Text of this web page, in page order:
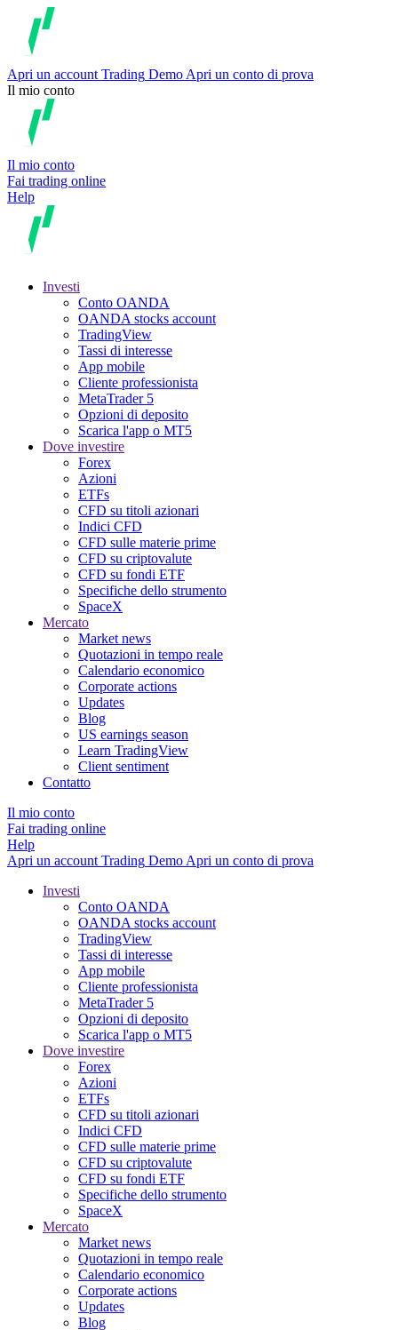
Apri un account Trading Demo Apri un conto di prova
Il mio conto
Il mio conto
Fai trading online
Help
Investi
Conto OANDA
OANDA stocks account
TradingView
Tassi di interesse
App mobile
Cliente professionista
MetaTrader 5
Opzioni di deposito
Scarica l'app o MT5
Dove investire
Forex
Azioni
ETFs
CFD su titoli azionari
Indici CFD
CFD sulle materie prime
CFD su criptovalute
CFD su fondi ETF
Specifiche dello strumento
SpaceX
Mercato
Market news
Quotazioni in tempo reale
Calendario economico
Corporate actions
Updates
Blog
US earnings season
Learn TradingView
Client sentiment
Contatto
Il mio conto
Fai trading online
Help
Apri un account Trading Demo Apri un conto di prova
Investi
Conto OANDA
OANDA stocks account
TradingView
Tassi di interesse
App mobile
Cliente professionista
MetaTrader 5
Opzioni di deposito
Scarica l'app o MT5
Dove investire
Forex
Azioni
ETFs
CFD su titoli azionari
Indici CFD
CFD sulle materie prime
CFD su criptovalute
CFD su fondi ETF
Specifiche dello strumento
SpaceX
Mercato
Market news
Quotazioni in tempo reale
Calendario economico
Corporate actions
Updates
Blog